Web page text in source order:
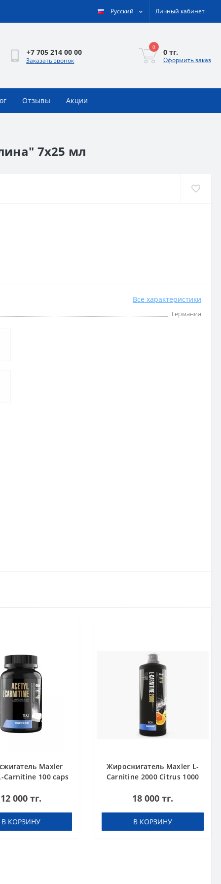
Русский Личный кабинет
+7 705 214 00 00
Заказать звонок
0
0 тг.
Оформить заказ
Отзывы Акции
7x25 мл
Все характеристики
Германия
Maxler
Carnitine 100 caps
12 000 тг.
В КОРЗИНУ
Жиросжигатель Maxler L-
Carnitine 2000 Citrus 1000
18 000 тг.
В КОРЗИНУ